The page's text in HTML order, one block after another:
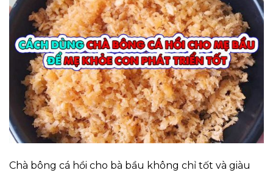
Chà bông cá hồi cho bà bầu không chỉ tốt và giàu